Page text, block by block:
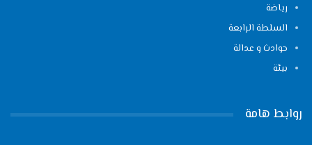
رياضة
السلطة الرابعة
حوادث و عدالة
بيئة
روابط هامة